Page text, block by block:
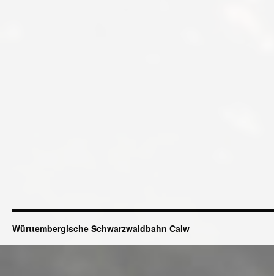
Württembergische Schwarzwaldbahn Calw